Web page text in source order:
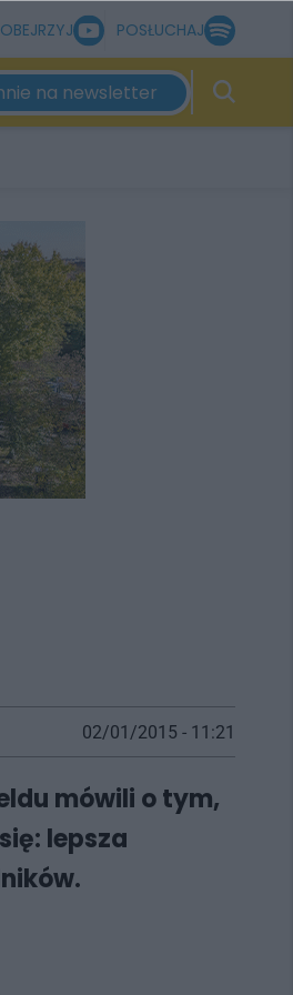
OBEJRZYJ POSŁUCHAJ
na newsletter
02/01/2015 - 11:21
mówili o tym,
lepsza